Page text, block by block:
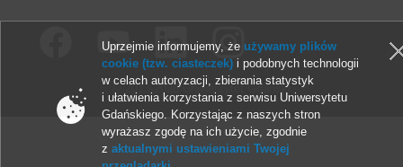
© 2013-2026 Uniwersytet Gdański
Uprzejmie informujemy, że używamy plików
cookie (tzw. ciasteczek) i podobnych technologii
w celach autoryzacji, zbierania statystyk
i ułatwienia korzystania z serwisu Uniwersytetu
Gdańskiego. Korzystając z naszych stron
wyrażasz zgodę na ich użycie, zgodnie
zaktualnymi ustawieniami Twojej